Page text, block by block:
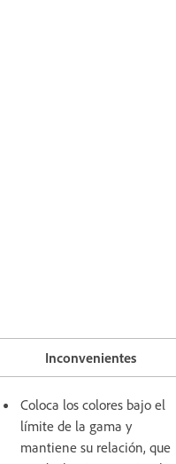
Inconvenientes
Coloca los colores bajo el
límite de la gama y
mantiene su relación, que